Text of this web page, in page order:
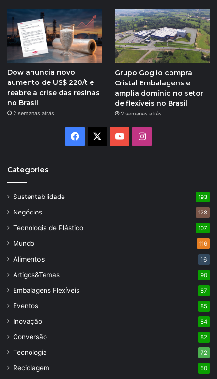
Dow anuncia novo
aumento de US$ 220/t e
reabre a crise das resinas
no Brasil
2 semanas atrás
Grupo Goglio compra
Cristal Embalagens e
amplia domínio no setor
de flexíveis no Brasil
2 semanas atrás
Facebook YouTubeInstagram
Categories
Sustentabilidade 193
Negócios 128
Tecnologia de Plástico 107
Mundo 116
Alimentos 16
Artigos&Temas 90
Embalagens Flexíveis 87
Eventos 85
Inovação 84
Conversão 82
Tecnologia 72
Reciclagem 50